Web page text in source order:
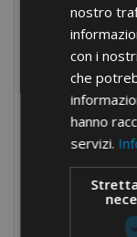
Utensili per
Chiavi
Martelli e
Martelli e
Strumenti di
Borse
nostro
con i
che
hanno
servizi.